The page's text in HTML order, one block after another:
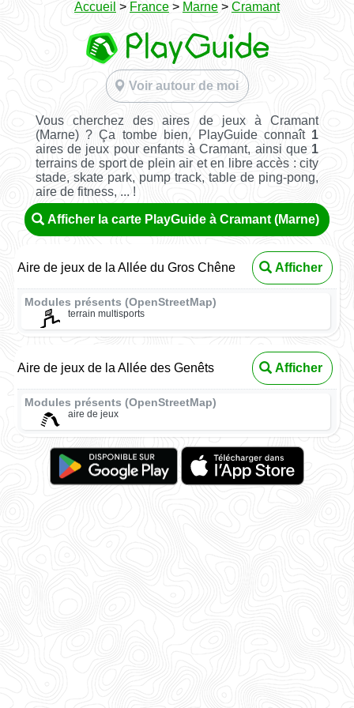
Accueil > France > Marne > Cramant
Voir autour de moi
Vous cherchez des aires de jeux à Cramant
(Marne) ? Ça tombe bien, PlayGuide connaît 1
aires de jeux pour enfants à Cramant, ainsi que 1
terrains de sport de plein air et en libre accès : city
stade, skate park, pump track, table de ping-pong,
aire de fitness, ... !
Afficher la carte PlayGuide à Cramant (Marne)
Aire de jeux de la Allée du Gros Chêne Afficher
Modules présents (OpenStreetMap)
terrain multisports
Aire de jeux de la Allée des Genêts Afficher
Modules présents (OpenStreetMap)
aire de jeux